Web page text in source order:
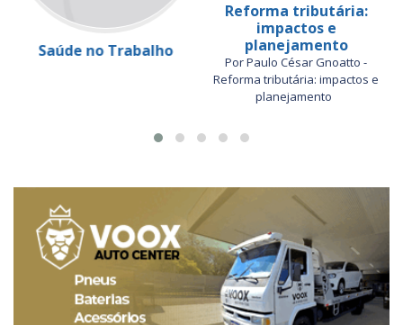
Saúde no Trabalho
Reforma tributária:
impactos e
planejamento
Por Paulo César Gnoatto -
Reforma tributária: impactos e
planejamento